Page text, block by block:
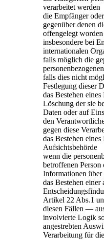
verarbeitet werden
die Empfänger
gegenüber denen
offengelegt
insbesondere bei
internationalen
falls möglich die
falls dies nicht
Festlegung dieser
das Bestehen
Löschung der sie
Daten oder auf
den
gegen diese
das Bestehen
Aufsichtsbehörde
wenn die
betroffenen
Informationen
das Bestehen einer
Artikel 22 Abs.1
diesen Fällen —
involvierte Logik
angestrebten
Verarbeitung für